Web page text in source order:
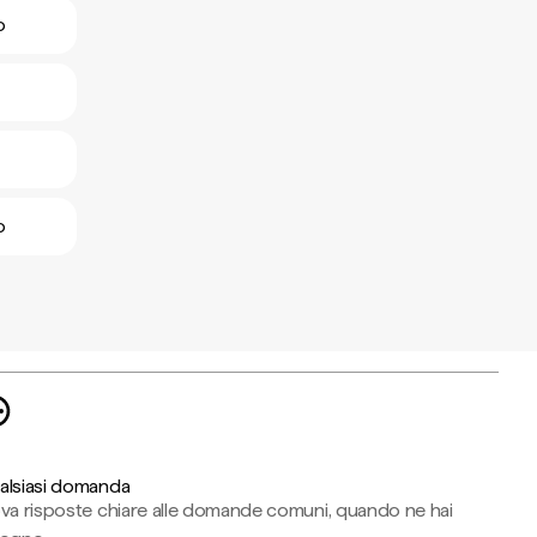
domanda
risposte chiare alle domande comuni, quando ne hai